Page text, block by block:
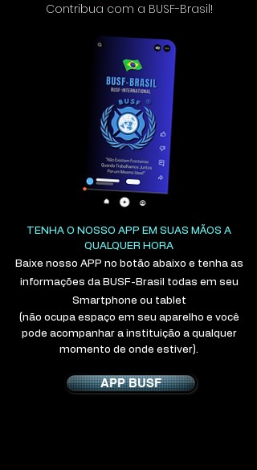
Contribua com a BUSF-Brasil!
TENHA O NOSSO APP EM SUAS MÃOS A
QUALQUER HORA
Baixe nosso APP no botão abaixo e tenha as
informações da BUSF-Brasil todas em seu
Smartphone ou tablet
(não ocupa espaço em seu aparelho e você
pode acompanhar a instituição a qualquer
momento de onde estiver).
APP BUSF